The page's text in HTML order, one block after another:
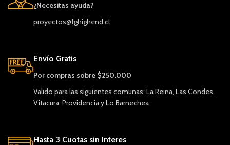
¿Necesitas ayuda?
proyectos@fghighend.cl
Envío Gratis
Por compras sobre $250.000
Valido para las siguientes comunas: La Reina, Las Condes,
Vitacura, Providencia y Lo Barnechea
Hasta 3 Cuotas sin Interes